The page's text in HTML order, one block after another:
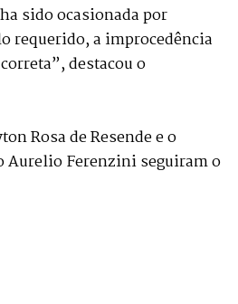
sido ocasionada por
requerido, a improcedência
destacou o
Rosa de Resende e o
Aurelio Ferenzini seguiram o